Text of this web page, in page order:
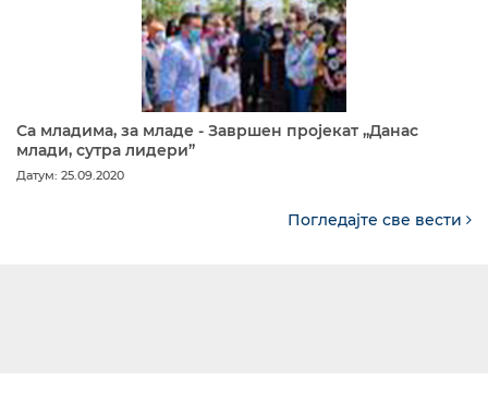
Са младима, за младе - Завршен пројекат „Данас
млади, сутра лидери”
Датум: 25.09.2020
Погледајте све вести